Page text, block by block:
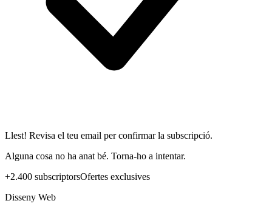
Llest! Revisa el teu email per confirmar la subscripció.
Alguna cosa no ha anat bé. Torna-ho a intentar.
+2.400 subscriptorsOfertes exclusives
Disseny Web